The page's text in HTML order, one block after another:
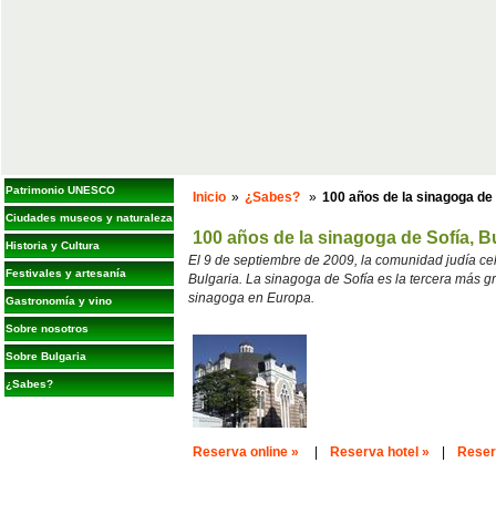
Patrimonio UNESCO
Ciudades museos y naturaleza
Historia y Cultura
Festivales y artesanía
Gastronomía y vino
Sobre nosotros
Sobre Bulgaria
¿Sabes?
Inicio » ¿Sabes? » 100 años de la sinagoga
100 años de la sinagoga de Sofía,
El 9 de septiembre de 2009, la comunidad judía
Bulgaria. La sinagoga de Sofía es la tercera más
sinagoga en Europa.
Reserva online » Reserva hotel »